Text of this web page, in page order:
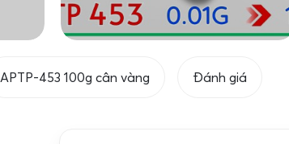
APTP-453 100g cân vàng Đánh giá